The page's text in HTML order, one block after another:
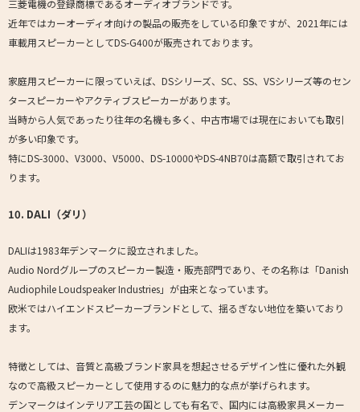
三菱電機の登録商標であるオーディオブランドです。
近年ではカーオーディオ向けの製品の販売をしている印象ですが、2021年には
車載用スピーカーとしてDS-G400が販売されております。
家庭用スピーカーに限っていえば、DSシリーズ、SC、SS、VSシリーズ等のセン
タースピーカーやアクティブスピーカーがあります。
当時から人気であったり往年の名機も多く、中古市場では現在においても取引
が多い印象です。
特にDS-3000、V3000、V5000、DS-10000やDS-4NB70は高額で取引されてお
ります。
10. DALI（ダリ）
DALIは1983年デンマークに設立されました。
Audio Nordグループのスピーカー製造・販売部門であり、その名称は「Danish
Audiophile Loudspeaker Industries」が由来となっています。
欧米ではハイエンドスピーカーブランドとして、揺るぎない地位を築いており
ます。
特徴としては、音質と高級ブランド家具を想起させるデザイン性に優れた外観
なので高級スピーカーとして使用するのに魅力的な点が挙げられます。
デンマークはインテリア工芸の国としても有名で、国内には高級家具メーカー